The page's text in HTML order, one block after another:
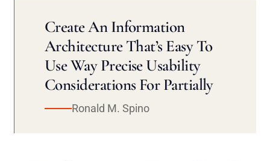
Create An Information
Architecture That’s Easy To
Use Way Precise Usability
Considerations For Partially
Ronald M. Spino